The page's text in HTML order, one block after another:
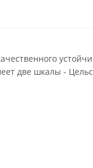
две шкалы -